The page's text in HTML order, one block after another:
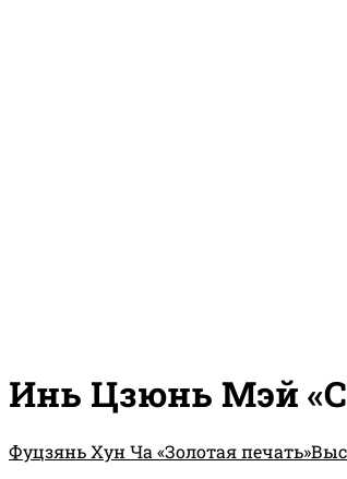
Инь Цзюнь Мэй
Фуцзянь Хун Ча «Золотая печать»